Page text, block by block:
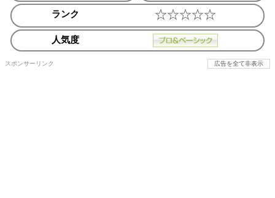
ランク
人気度
スポンサーリンク 広告を全て非表示